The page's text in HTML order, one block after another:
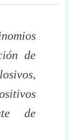
de
de